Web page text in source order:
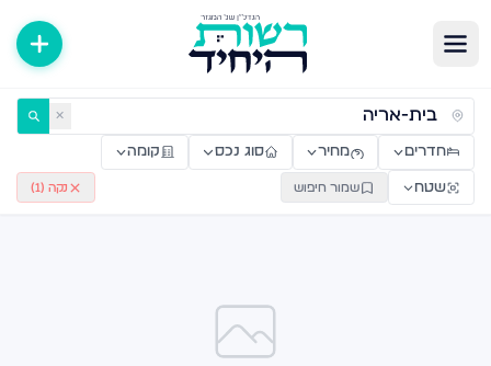
דירות למכירה ולהשכרה — רשות היחיד ✕
חדרים מחיר סוג נכס קומה
שטח שמור חיפוש נקה ( 1
)